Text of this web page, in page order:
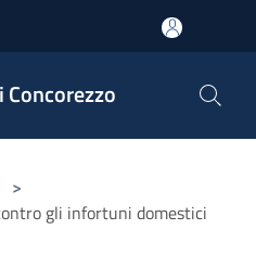
Concorezzo
>
gli infortuni domestici